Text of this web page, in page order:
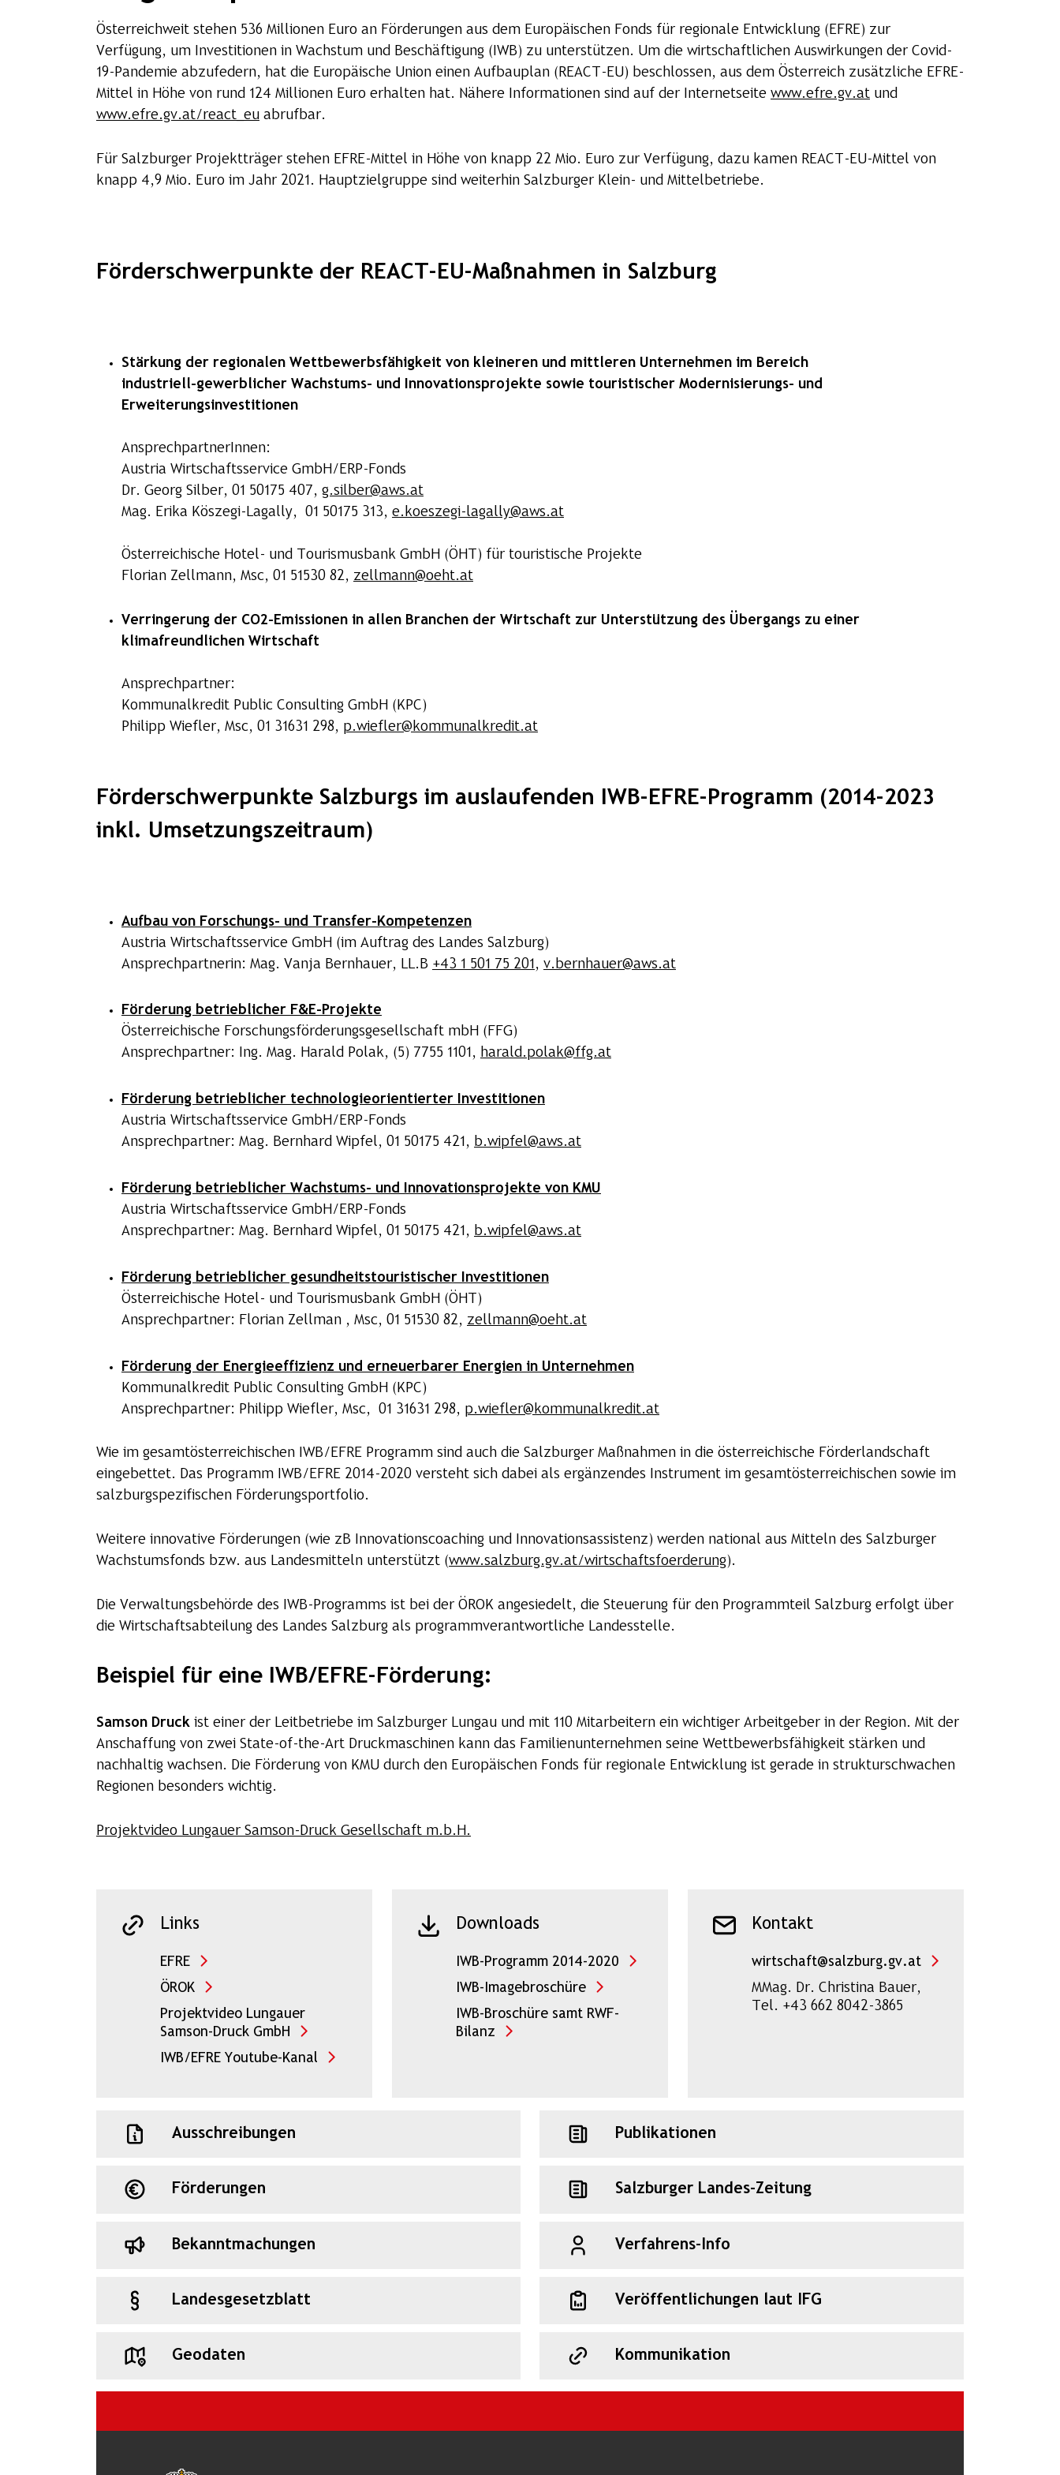
Österreichweit stehen 536 Millionen Euro an Förderungen aus dem Europäischen Fonds für regionale Entwicklung (EFRE) zur
Verfügung, um Investitionen in Wachstum und Beschäftigung (IWB) zu unterstützen. Um die wirtschaftlichen Auswirkungen der Covid-
19-Pandemie abzufedern, hat die Europäische Union einen Aufbauplan (REACT-EU) beschlossen, aus dem Österreich zusätzliche EFRE-
Mittel in Höhe von rund 124 Millionen Euro erhalten hat. Nähere Informationen sind auf der Internetseite www.efre.gv.at und
www.efre.gv.at/react_eu abrufbar.
Für Salzburger Projektträger stehen EFRE-Mittel in Höhe von knapp 22 Mio. Euro zur Verfügung, dazu kamen REACT-EU-Mittel von
knapp 4,9 Mio. Euro im Jahr 2021. Hauptzielgruppe sind weiterhin Salzburger Klein- und Mittelbetriebe.
Förderschwerpunkte der REACT-EU-Maßnahmen in Salzburg
Stärkung der regionalen Wettbewerbsfähigkeit von kleineren und mittleren Unternehmen im Bereich
industriell-gewerblicher Wachstums- und Innovationsprojekte sowie touristischer Modernisierungs- und
Erweiterungsinvestitionen
AnsprechpartnerInnen:
Austria Wirtschaftsservice GmbH/ERP-Fonds
Dr. Georg Silber, 01 50175 407, g.silber@aws.at
Mag. Erika Köszegi-Lagally, 01 50175 313, e.koeszegi-lagally@aws.at
Österreichische Hotel- und Tourismusbank GmbH (ÖHT) für touristische Projekte
Florian Zellmann, Msc, 01 51530 82, zellmann@oeht.at
Verringerung der CO2-Emissionen in allen Branchen der Wirtschaft zur Unterstützung des Übergangs zu einer
klimafreundlichen Wirtschaft
Ansprechpartner:
Kommunalkredit Public Consulting GmbH (KPC)
Philipp Wiefler, Msc, 01 31631 298, p.wiefler@kommunalkredit.at
Förderschwerpunkte Salzburgs im auslaufenden IWB-EFRE-Programm (2014-2023
inkl. Umsetzungszeitraum)
Aufbau von Forschungs- und Transfer-Kompetenzen
Austria Wirtschaftsservice GmbH (im Auftrag des Landes Salzburg)
Ansprechpartnerin: Mag. Vanja Bernhauer, LL.B +43 1 501 75 201 , v.bernhauer@aws.at
Förderung betrieblicher F&E-Projekte
Österreichische Forschungsförderungsgesellschaft mbH (FFG)
Ansprechpartner: Ing. Mag. Harald Polak, (5) 7755 1101, harald.polak@ffg.at
Förderung betrieblicher technologieorientierter Investitionen
Austria Wirtschaftsservice GmbH/ERP-Fonds
Ansprechpartner: Mag. Bernhard Wipfel, 01 50175 421, b.wipfel@aws.at
Förderung betrieblicher Wachstums- und Innovationsprojekte von KMU
Austria Wirtschaftsservice GmbH/ERP-Fonds
Ansprechpartner: Mag. Bernhard Wipfel, 01 50175 421, b.wipfel@aws.at
Förderung betrieblicher gesundheitstouristischer Investitionen
Österreichische Hotel- und Tourismusbank GmbH (ÖHT)
Ansprechpartner: Florian Zellman , Msc, 01 51530 82, zellmann@oeht.at
Förderung der Energieeffizienz und erneuerbarer Energien in Unternehmen
Kommunalkredit Public Consulting GmbH (KPC)
Ansprechpartner: Philipp Wiefler, Msc, 01 31631 298, p.wiefler@kommunalkredit.at
Wie im gesamtösterreichischen IWB/EFRE Programm sind auch die Salzburger Maßnahmen in die österreichische Förderlandschaft
eingebettet. Das Programm IWB/EFRE 2014-2020 versteht sich dabei als ergänzendes Instrument im gesamtösterreichischen sowie im
salzburgspezifischen Förderungsportfolio.
Weitere innovative Förderungen (wie zB Innovationscoaching und Innovationsassistenz) werden national aus Mitteln des Salzburger
Wachstumsfonds bzw. aus Landesmitteln unterstützt (www.salzburg.gv.at/wirtschaftsfoerderung ).
Die Verwaltungsbehörde des IWB-Programms ist bei der ÖROK angesiedelt, die Steuerung für den Programmteil Salzburg erfolgt über
die Wirtschaftsabteilung des Landes Salzburg als programmverantwortliche Landesstelle.
Beispiel für eine IWB/EFRE-Förderung:
Samson Druck ist einer der Leitbetriebe im Salzburger Lungau und mit 110 Mitarbeitern ein wichtiger Arbeitgeber in der Region. Mit der
Anschaffung von zwei State-of-the-Art Druckmaschinen kann das Familienunternehmen seine Wettbewerbsfähigkeit stärken und
nachhaltig wachsen. Die Förderung von KMU durch den Europäischen Fonds für regionale Entwicklung ist gerade in strukturschwachen
Regionen besonders wichtig.
Projektvideo Lungauer Samson-Druck Gesellschaft m.b.H.
Links
EFRE
ÖROK
Projektvideo Lungauer
Samson-Druck GmbH
IWB/EFRE Youtube-Kanal
Downloads
IWB-Programm 2014-2020
IWB-Imagebroschüre
IWB-Broschüre samt RWF-
Bilanz
Kontakt
wirtschaft@salzburg.gv.at
MMag. Dr. Christina Bauer,
Tel. +43 662 8042-3865
Ausschreibungen
Förderungen
Bekanntmachungen
Landesgesetzblatt
Geodaten
Publikationen
Salzburger Landes-Zeitung
Verfahrens-Info
Veröffentlichungen laut IFG
Kommunikation